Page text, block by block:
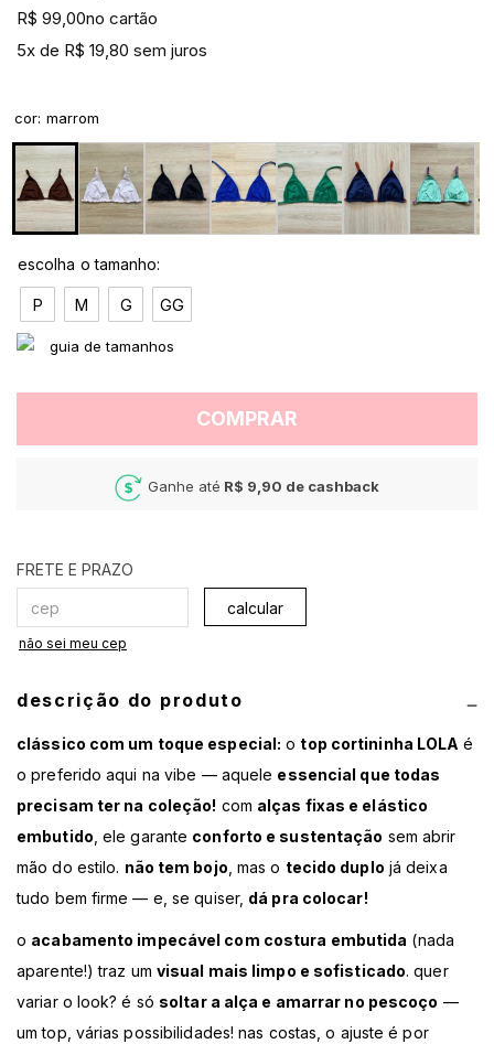
R$ 99,00no cartão
5x de R$ 19,80 sem juros
cor: marrom
P M G GG
COMPRAR
Ganhe até R$ 9,90 de cashback
calcular
não sei meu cep
descrição do produto
clássico com um toque especial: o top cortininha LOLA é
o preferido aqui na vibe — aquele essencial que todas
precisam ter na coleção! com alças fixas e elástico
embutido, ele garante conforto e sustentação sem abrir
mão do estilo. não tem bojo, mas o tecido duplo já deixa
tudo bem firme — e, se quiser, dá pra colocar!
o acabamento impecável com costura embutida (nada
aparente!) traz um visual mais limpo e sofisticado. quer
variar o look? é só soltar a alça e amarrar no pescoço —
um top, várias possibilidades! nas costas, o ajuste é por